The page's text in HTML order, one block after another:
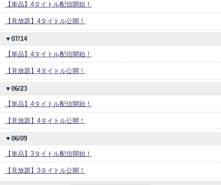
【単品】4タイトル配信開始！
【見放題】4タイトル公開！
▼07/14
【単品】4タイトル配信開始！
【見放題】4タイトル公開！
▼06/23
【単品】4タイトル配信開始！
【見放題】4タイトル公開！
▼06/09
【単品】3タイトル配信開始！
【見放題】3タイトル公開！